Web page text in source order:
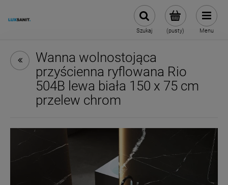
(pusty)
Szukaj Menu
Wanna wolnostojąca
przyścienna ryflowana Rio
504B lewa biała 150 x 75 cm
przelew chrom